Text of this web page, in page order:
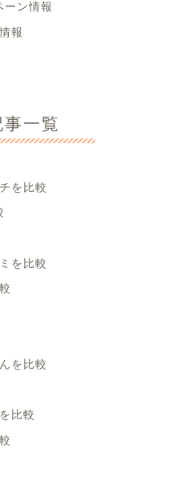
ーン情報
報
事一覧
を比較
を比較
を比較
比較